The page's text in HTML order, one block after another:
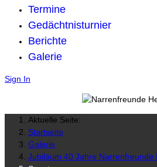
Termine
Gedächtnisturnier
Berichte
Galerie
Sign In
Aktuelle Seite:
Startseite
Galerie
Jubiläum 40 Jahre Narrenfreunde